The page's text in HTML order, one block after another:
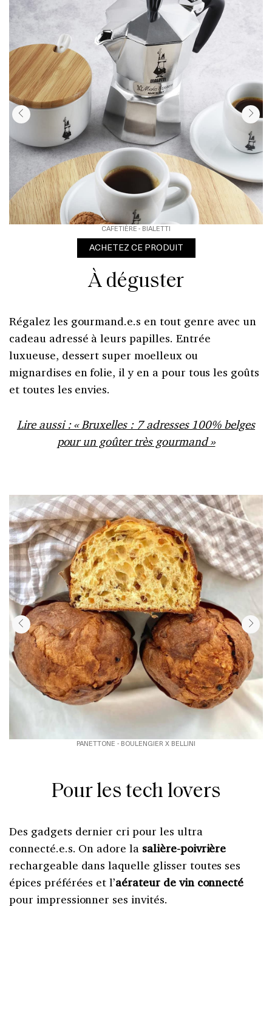
CAFETIÈRE - BIALETTI
ACHETEZ CE PRODUIT
À déguster
Régalez les gourmand.e.s en tout genre avec un
cadeau adressé à leurs papilles. Entrée
luxueuse, dessert super moelleux ou
mignardises en folie, il y en a pour tous les goûts
et toutes les envies.
Lire aussi : « Bruxelles : 7 adresses 100% belges
pour un goûter très gourmand »
PANETTONE - BOULENGIER X BELLINI
Pour les tech lovers
Des gadgets dernier cri pour les ultra
connecté.e.s. On adore la salière-poivrière
rechargeable dans laquelle glisser toutes ses
épices préférées et l’aérateur de vin connecté
pour impressionner ses invités.